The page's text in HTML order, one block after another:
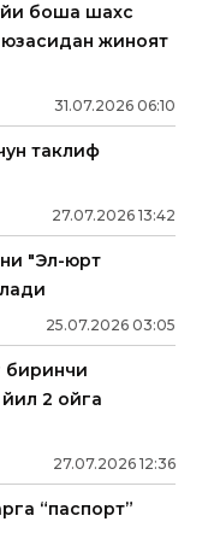
бошқа шахс
жиноят
31.07.2026 06:10
таклиф
27.07.2026 13:42
"Эл-юрт
25.07.2026 03:05
биринчи
2 ойга
27.07.2026 12:36
“паспорт”